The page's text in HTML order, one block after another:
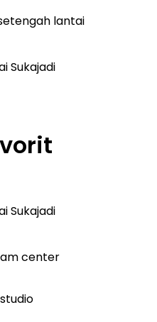
lantai
Sukajadi
Sukajadi
center